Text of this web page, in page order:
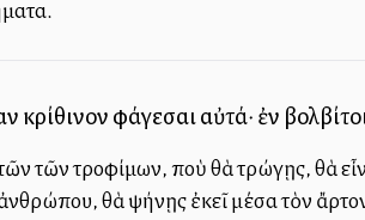
κρίθινον φάγεσαι αὐτά· ἐν
τῶν τροφίμων, ποὺ θὰ τρώγῃς, θὰ
θὰ ψήνῃς ἐκεῖ μέσα τὸν